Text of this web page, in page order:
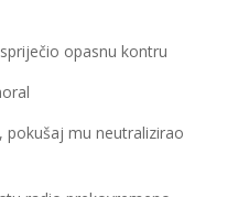
opasnu kontru
mu neutralizirao